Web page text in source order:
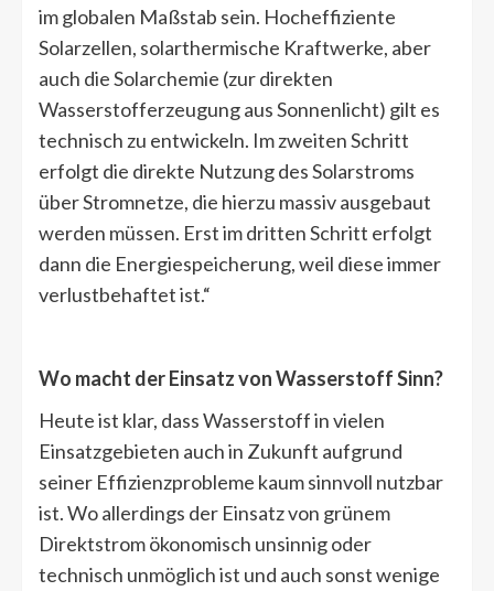
im globalen Maßstab sein. Hocheffiziente
Solarzellen, solarthermische Kraftwerke, aber
auch die Solarchemie (zur direkten
Wasserstofferzeugung aus Sonnenlicht) gilt es
technisch zu entwickeln. Im zweiten Schritt
erfolgt die direkte Nutzung des Solarstroms
über Stromnetze, die hierzu massiv ausgebaut
werden müssen. Erst im dritten Schritt erfolgt
dann die Energiespeicherung, weil diese immer
verlustbehaftet ist.“
Wo macht der Einsatz von Wasserstoff Sinn?
Heute ist klar, dass Wasserstoff in vielen
Einsatzgebieten auch in Zukunft aufgrund
seiner Effizienzprobleme kaum sinnvoll nutzbar
ist. Wo allerdings der Einsatz von grünem
Direktstrom ökonomisch unsinnig oder
technisch unmöglich ist und auch sonst wenige